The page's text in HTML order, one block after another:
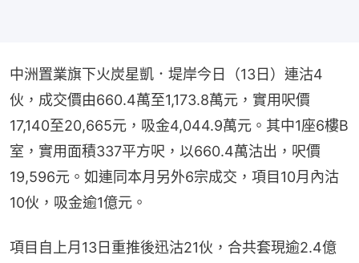
中洲置業旗下火炭星凱．堤岸今日（13日）連沽4
伙，成交價由660.4萬至1,173.8萬元，實用呎價
17,140至20,665元，吸金4,044.9萬元。其中1座6樓B
室，實用面積337平方呎，以660.4萬沽出，呎價
19,596元。如連同本月另外6宗成交，項目10月內沽
10伙，吸金逾1億元。
項目自上月13日重推後迅沽21伙，合共套現逾2.4億